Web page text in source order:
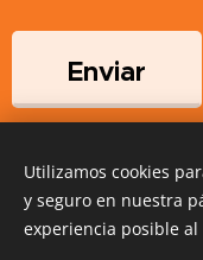
Enviar
Creado
Utilizamos cookies
y seguro en nuestra
experiencia posible al